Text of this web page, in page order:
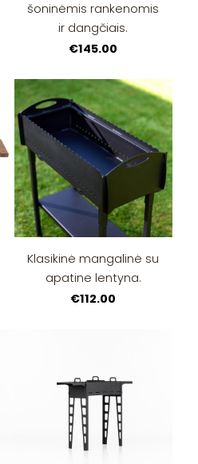
šoninėmis rankenomis
ir dangčiais.
€145.00
Klasikinė mangalinė su
apatine lentyna.
€112.00